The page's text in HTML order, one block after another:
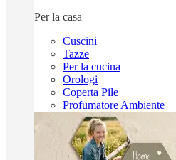
Per la casa
Cuscini
Tazze
Per la cucina
Orologi
Coperta Pile
Profumatore Ambiente